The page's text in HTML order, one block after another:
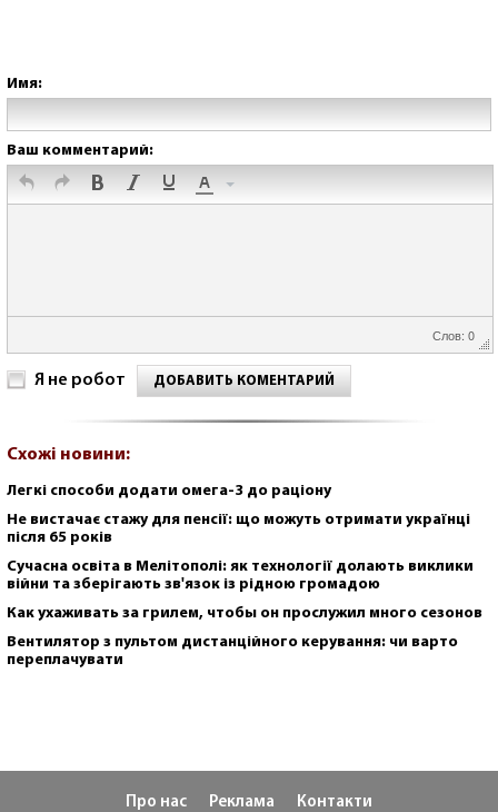
Имя:
Ваш комментарий:
Слов: 0
Я не робот ДОБАВИТЬ КОМЕНТАРИЙ
Схожі новини:
Легкі способи додати омега-3 до раціону
Не вистачає стажу для пенсії: що можуть отримати українці
після 65 років
Сучасна освіта в Мелітополі: як технології долають виклики
війни та зберігають зв'язок із рідною громадою
Как ухаживать за грилем, чтобы он прослужил много сезонов
Вентилятор з пультом дистанційного керування: чи варто
переплачувати
Про нас Реклама Контакти